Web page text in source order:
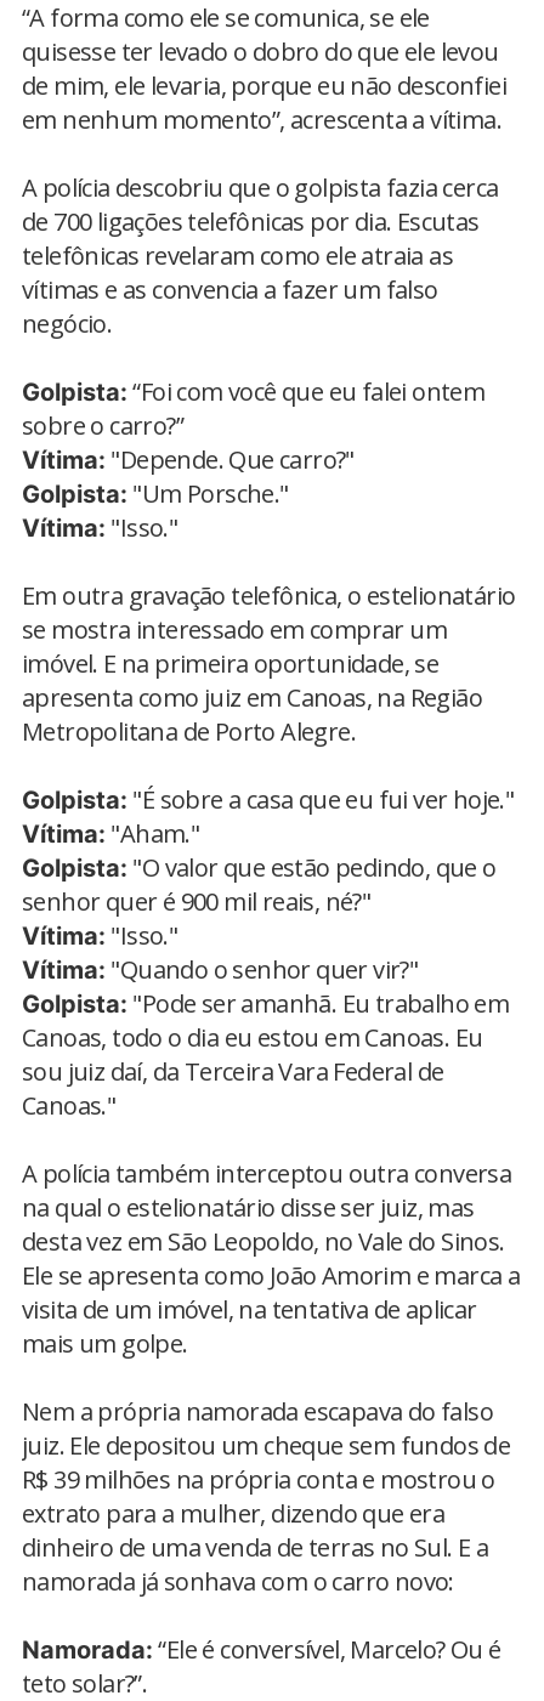
“A forma como ele se comunica, se ele
quisesse ter levado o dobro do que ele levou
de mim, ele levaria, porque eu não desconfiei
em nenhum momento”, acrescenta a vítima.
A polícia descobriu que o golpista fazia cerca
de 700 ligações telefônicas por dia. Escutas
telefônicas revelaram como ele atraia as
vítimas e as convencia a fazer um falso
negócio.
Golpista: “Foi com você que eu falei ontem
sobre o carro?”
Vítima: "Depende. Que carro?"
Golpista: "Um Porsche."
Vítima: "Isso."
Em outra gravação telefônica, o estelionatário
se mostra interessado em comprar um
imóvel. E na primeira oportunidade, se
apresenta como juiz em Canoas, na Região
Metropolitana de Porto Alegre.
Golpista: "É sobre a casa que eu fui ver hoje."
Vítima: "Aham."
Golpista: "O valor que estão pedindo, que o
senhor quer é 900 mil reais, né?"
Vítima: "Isso."
Vítima: "Quando o senhor quer vir?"
Golpista: "Pode ser amanhã. Eu trabalho em
Canoas, todo o dia eu estou em Canoas. Eu
sou juiz daí, da Terceira Vara Federal de
Canoas."
A polícia também interceptou outra conversa
na qual o estelionatário disse ser juiz, mas
desta vez em São Leopoldo, no Vale do Sinos.
Ele se apresenta como João Amorim e marca a
visita de um imóvel, na tentativa de aplicar
mais um golpe.
Nem a própria namorada escapava do falso
juiz. Ele depositou um cheque sem fundos de
R$ 39 milhões na própria conta e mostrou o
extrato para a mulher, dizendo que era
dinheiro de uma venda de terras no Sul. E a
namorada já sonhava com o carro novo:
Namorada: “Ele é conversível, Marcelo? Ou é
teto solar?”.